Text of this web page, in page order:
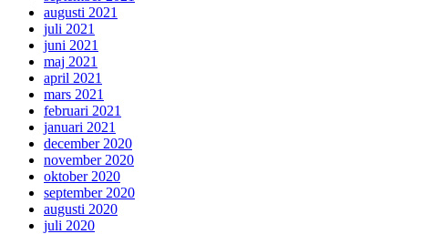
augusti 2021
juli 2021
juni 2021
maj 2021
april 2021
mars 2021
februari 2021
januari 2021
december 2020
november 2020
oktober 2020
september 2020
augusti 2020
juli 2020